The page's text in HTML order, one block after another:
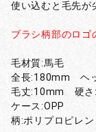
使い込むと毛先が
ブラシ柄部のロゴ
毛材質:馬毛
全長:180mm ヘ
毛丈:10mm 硬さ:
ケース:OPP
柄:ポリプロピレン